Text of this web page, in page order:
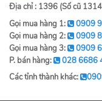
Địa chỉ : 1396 (Số cũ
Gọi mua hàng 1:
0909
Gọi mua hàng 2:
0909
Gọi mua hàng 3:
0909
P. bán hàng:
028 6686
Các tỉnh thành khác: